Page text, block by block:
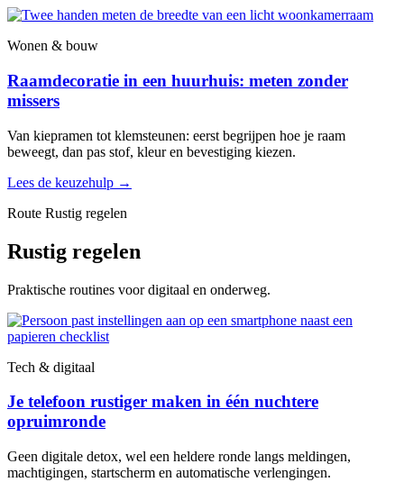
Wonen & bouw
Raamdecoratie in een huurhuis: meten zonder
missers
Van kiepramen tot klemsteunen: eerst begrijpen hoe je raam
beweegt, dan pas stof, kleur en bevestiging kiezen.
Lees de keuzehulp →
Route Rustig regelen
Rustig regelen
Praktische routines voor digitaal en onderweg.
Tech & digitaal
Je telefoon rustiger maken in één nuchtere
opruimronde
Geen digitale detox, wel een heldere ronde langs meldingen,
machtigingen, startscherm en automatische verlengingen.